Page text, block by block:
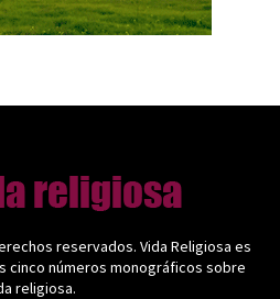
reservados. Vida Religiosa es
cinco números monográficos sobre
religiosa.